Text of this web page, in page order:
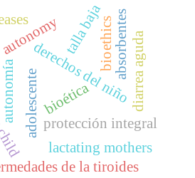
bioética
autonomía derechos del niño
protección integral
adolescente
bioethics
enfermedades de la tiroides
lactating mothers
talla baja
diarrea aguda
absorbentes